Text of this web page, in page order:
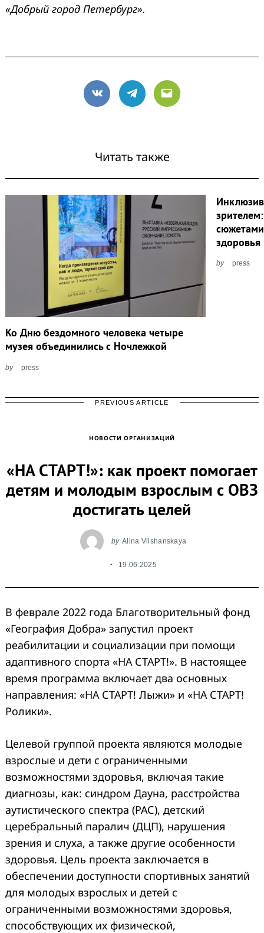
«Добрый город Петербург».
VK Telegram
Email
Читать также
Ко Дню бездомного человека четыре
музея объединились с Ночлежкой
by press
здоровья
by press
PREVIOUS ARTICLE
НОВОСТИ ОРГАНИЗАЦИЙ
«НА СТАРТ!»: как проект помогает
детям и молодым взрослым с ОВЗ
достигать целей
by Alina Vilshanskaya
19.06.2025
В феврале 2022 года Благотворительный фонд
«География Добра» запустил проект
реабилитации и социализации при помощи
адаптивного спорта «НА СТАРТ!». В настоящее
время программа включает два основных
направления: «НА СТАРТ! Лыжи» и «НА СТАРТ!
Ролики».
Целевой группой проекта являются молодые
взрослые и дети с ограниченными
возможностями здоровья, включая такие
диагнозы, как: синдром Дауна, расстройства
аутистического спектра (РАС), детский
церебральный паралич (ДЦП), нарушения
зрения и слуха, а также другие особенности
здоровья. Цель проекта заключается в
обеспечении доступности спортивных занятий
для молодых взрослых и детей с
ограниченными возможностями здоровья,
способствующих их физической,